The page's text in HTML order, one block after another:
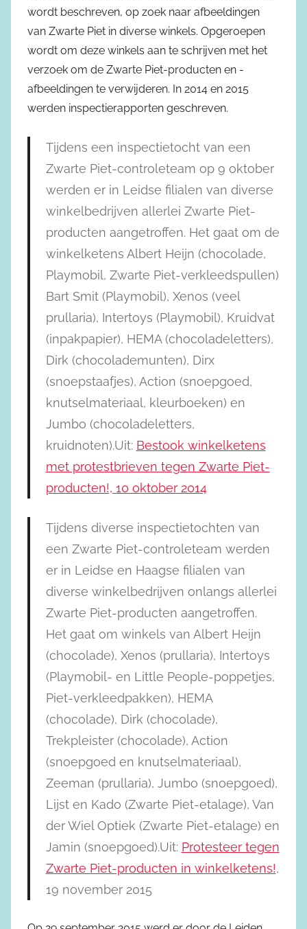
wordt beschreven, op zoek naar afbeeldingen
van Zwarte Piet in diverse winkels. Opgeroepen
wordt om deze winkels aan te schrijven met het
verzoek om de Zwarte Piet-producten en -
afbeeldingen te verwijderen. In 2014 en 2015
werden inspectierapporten geschreven.
Tijdens een inspectietocht van een
Zwarte Piet-controleteam op 9 oktober
werden er in Leidse filialen van diverse
winkelbedrijven allerlei Zwarte Piet-
producten aangetroffen. Het gaat om de
winkelketens Albert Heijn (chocolade,
Playmobil, Zwarte Piet-verkleedspullen)
Bart Smit (Playmobil), Xenos (veel
prullaria), Intertoys (Playmobil), Kruidvat
(inpakpapier), HEMA (chocoladeletters),
Dirk (chocolademunten), Dirx
(snoepstaafjes), Action (snoepgoed,
knutselmateriaal, kleurboeken) en
Jumbo (chocoladeletters,
kruidnoten).Uit: Bestook winkelketens
met protestbrieven tegen Zwarte Piet-
producten!, 10 oktober 2014
Tijdens diverse inspectietochten van
een Zwarte Piet-controleteam werden
er in Leidse en Haagse filialen van
diverse winkelbedrijven onlangs allerlei
Zwarte Piet-producten aangetroffen.
Het gaat om winkels van Albert Heijn
(chocolade), Xenos (prullaria), Intertoys
(Playmobil- en Little People-poppetjes,
Piet-verkleedpakken), HEMA
(chocolade), Dirk (chocolade),
Trekpleister (chocolade), Action
(snoepgoed en knutselmateriaal),
Zeeman (prullaria), Jumbo (snoepgoed),
Lijst en Kado (Zwarte Piet-etalage), Van
der Wiel Optiek (Zwarte Piet-etalage) en
Jamin (snoepgoed).Uit: Protesteer tegen
Zwarte Piet-producten in winkelketens!,
19 november 2015